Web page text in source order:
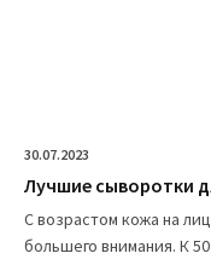
30.07.2023
Лучшие сыворотки
С возрастом кожа на
большего внимания. К